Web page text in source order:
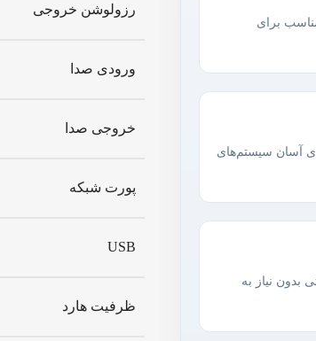
برای
آسان سیستم‌های
بدون نیاز به
رزولوشن خروجی
ورودی صدا
خروجی صدا
پورت شبکه
USB
ظرفیت هارد